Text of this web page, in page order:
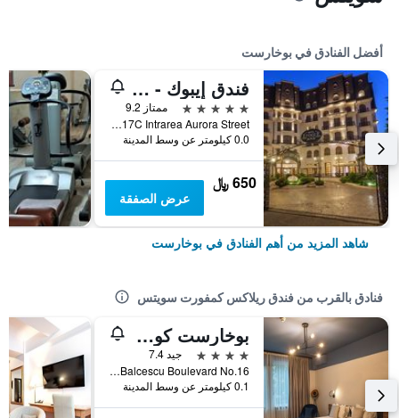
أفضل الفنادق في بوخارست
فندق إيبوك - رولي ىند شاتو
5 نجوم
ممتاز 9.2
17C Intrarea Aurora Street, بوخارست, رومانيا
0.0 كيلومتر عن وسط المدينة
650 ﷼
عرض الصفقة
شاهد المزيد من أهم الفنادق في بوخارست
فنادق بالقرب من فندق ريلاكس كمفورت سويتس
بوخارست كومفورت سويتس هوتل
4 نجوم
جيد 7.4
Nicolae Balcescu Boulevard No.16, بوخارست, رومانيا
0.1 كيلومتر عن وسط المدينة